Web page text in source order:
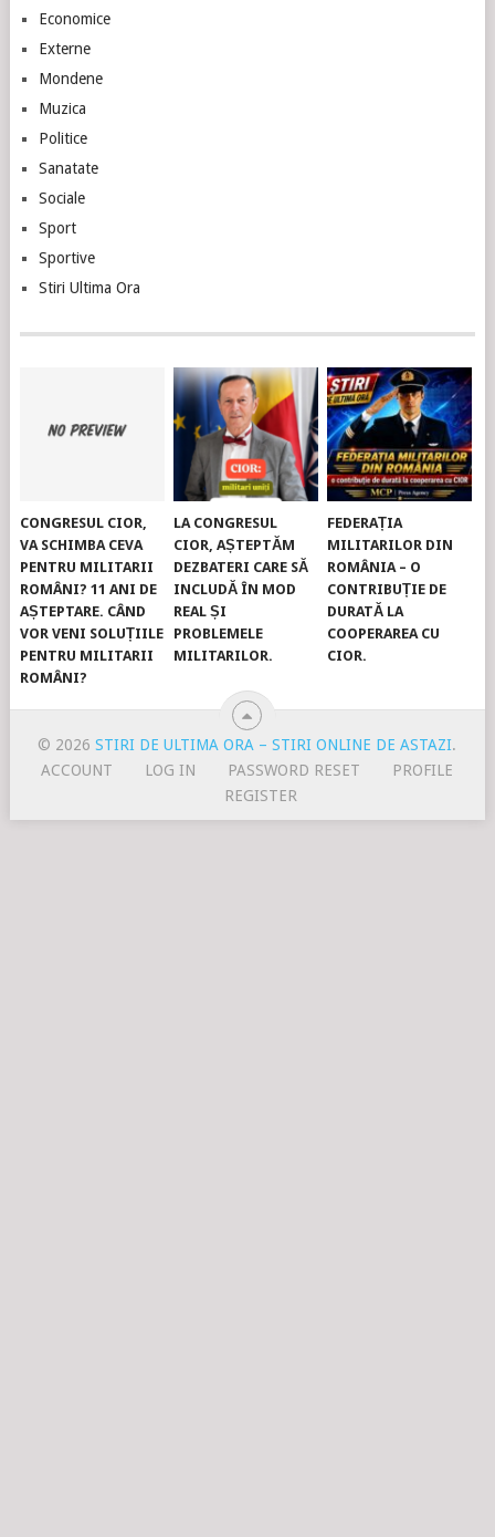
Economice
Externe
Mondene
Muzica
Politice
Sanatate
Sociale
Sport
Sportive
Stiri Ultima Ora
CONGRESUL CIOR,
VA SCHIMBA CEVA
PENTRU MILITARII
ROMÂNI? 11 ANI DE
AȘTEPTARE. CÂND
VOR VENI SOLUȚIILE
PENTRU MILITARII
ROMÂNI?
LA CONGRESUL
CIOR, AȘTEPTĂM
DEZBATERI CARE SĂ
INCLUDĂ ÎN MOD
REAL ȘI
PROBLEMELE
MILITARILOR.
FEDERAȚIA
MILITARILOR DIN
ROMÂNIA – O
CONTRIBUȚIE DE
DURATĂ LA
COOPERAREA CU
CIOR.
© 2026STIRI DE ULTIMA ORA – STIRI ONLINE DE ASTAZI.
ACCOUNT
LOG IN PASSWORD RESET
PROFILE
REGISTER